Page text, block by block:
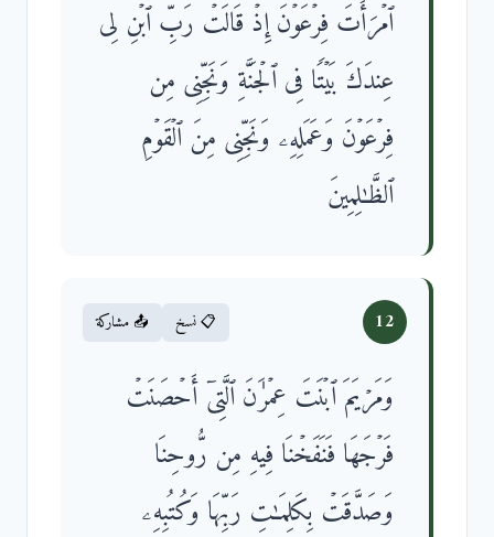
ٱمۡرَأَتَ فِرۡعَوۡنَ إِذۡ قَالَتۡ رَبِّ ٱبۡنِ لِی
عِندَكَ بَیۡتࣰا فِی ٱلۡجَنَّةِ وَنَجِّنِی مِن
فِرۡعَوۡنَ وَعَمَلِهِۦ وَنَجِّنِی مِنَ ٱلۡقَوۡمِ
ٱلظَّـٰلِمِینَ
12 📋 نسخ 📤 مشاركة
وَمَرۡیَمَ ٱبۡنَتَ عِمۡرَ ٰ⁠نَ ٱلَّتِیۤ أَحۡصَنَتۡ
فَرۡجَهَا فَنَفَخۡنَا فِیهِ مِن رُّوحِنَا
وَصَدَّقَتۡ بِكَلِمَـٰتِ رَبِّهَا وَكُتُبِهِۦ